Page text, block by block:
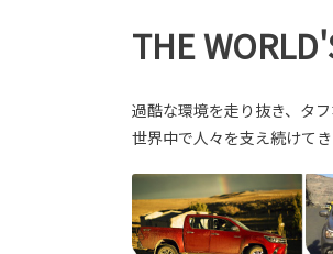
THE
過酷な環境を走り抜き、タフ
世界中で人々を支え続けて